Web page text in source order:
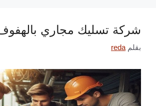
شركة تسليك مجاري
بقلم reda